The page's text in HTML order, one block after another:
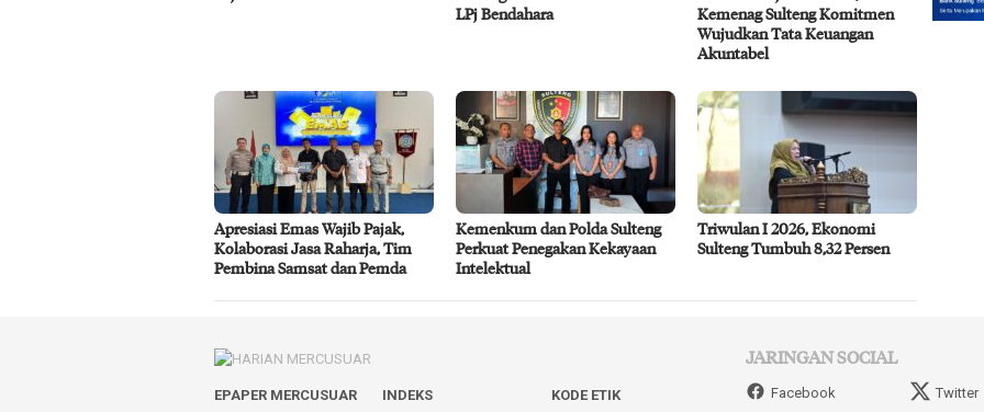
LPj Bendahara
Kemenag Sulteng Komitmen
Wujudkan Tata Keuangan
Akuntabel
Apresiasi Emas Wajib Pajak,
Kolaborasi Jasa Raharja, Tim
Pembina Samsat dan Pemda
Kemenkum dan Polda Sulteng
Perkuat Penegakan Kekayaan
Intelektual
Triwulan I 2026, Ekonomi
Sulteng Tumbuh 8,32 Persen
EPAPER MERCUSUAR INDEKS KODE ETIK
JARINGAN SOCIAL
Facebook Twitter